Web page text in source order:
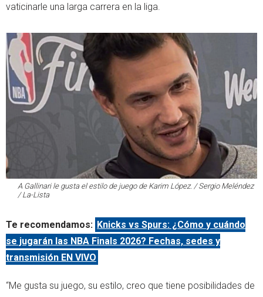
vaticinarle una larga carrera en la liga.
A Gallinari le gusta el estilo de juego de Karim López. / Sergio Meléndez
/ La-Lista
Te recomendamos: Knicks vs Spurs: ¿Cómo y cuándo
se jugarán las NBA Finals 2026? Fechas, sedes y
transmisión EN VIVO
“Me gusta su juego, su estilo, creo que tiene posibilidades de